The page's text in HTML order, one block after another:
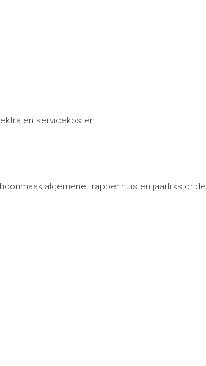
en servicekosten
algemene trappenhuis en jaarlijks